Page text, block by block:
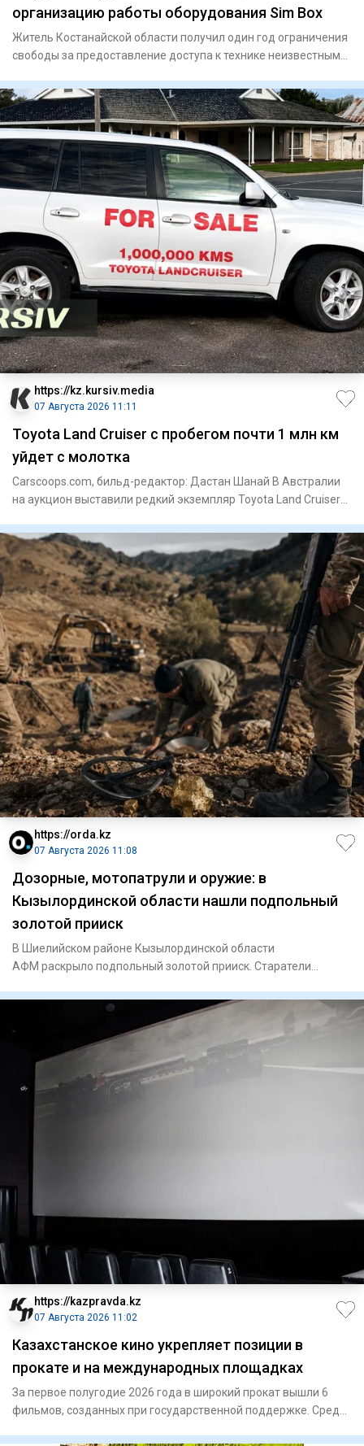
организацию работы оборудования Sim Box
Житель Костанайской области получил один год ограничения
свободы за предоставление доступа к технике неизвестным
https://kz.kursiv.media
07 Августа 2026 11:11
Toyota Land Cruiser с пробегом почти 1 млн км
уйдет с молотка
Сarscoops.com, бильд-редактор: Дастан Шанай В Австралии
на аукцион выставили редкий экземпляр Toyota Land Cruiser
https://orda.kz
07 Августа 2026 11:08
Дозорные, мотопатрули и оружие: в
Кызылординской области нашли подпольный
золотой прииск
В Шиелийском районе Кызылординской области
АФМ раскрыло подпольный золотой прииск. Старатели
https://kazpravda.kz
07 Августа 2026 11:02
Казахстанское кино укрепляет позиции в
прокате и на международных площадках
За первое полугодие 2026 года в широкий прокат вышли 6
фильмов, созданных при государственной поддержке. Среди